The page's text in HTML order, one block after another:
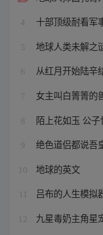
4 十部顶级耐看军
5 地球人类未解之
6 从红月开始陆辛
7 女主叫白箐箐的
8 陌上花如玉 公
9 绝色道侣都说吾
10 地球的英文
吕布的人生模拟
12 九星毒奶主角星